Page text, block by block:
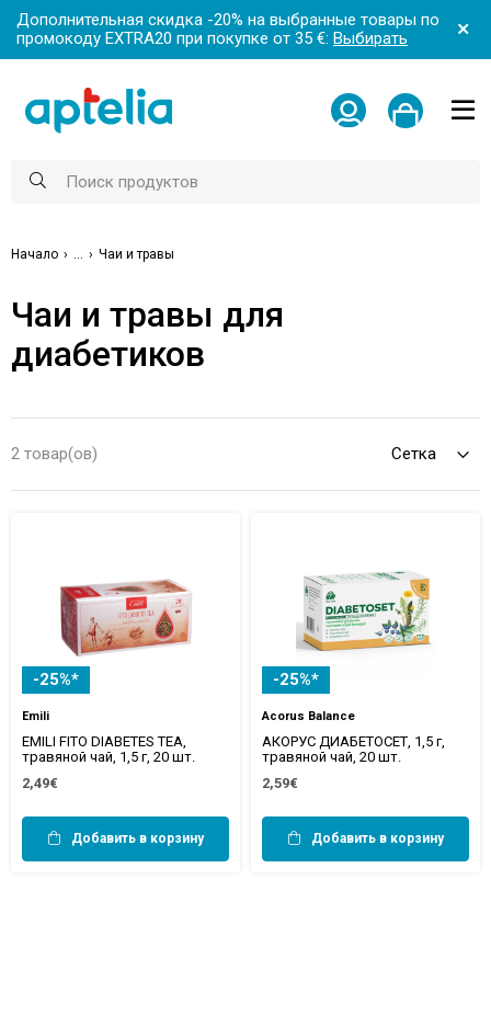
Дополнительная скидка -20% на выбранные товары по
промокоду EXTRA20 при покупке от 35 €: Выбирать
Начало Чаи и травы
Чаи и травы для
диабетиков
2 товар(ов)
-25%*
Emili
EMILI FITO DIABETES TEA,
травяной чай, 1,5 г, 20 шт.
2,49€
Добавить в корзину
-25%*
Acorus Balance
АКОРУС ДИАБЕТОСЕТ, 1,5 г,
травяной чай, 20 шт.
2,59€
Добавить в корзину